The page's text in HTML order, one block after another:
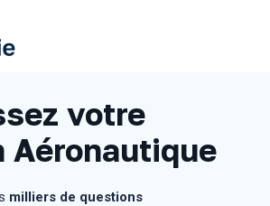
votre
Aéronautique
milliers de questions